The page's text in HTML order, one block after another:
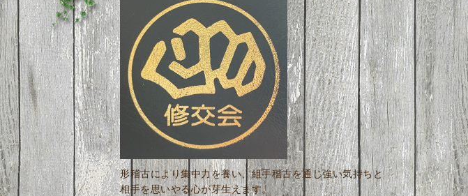
形稽古により集中力を養い、組手稽古を通じ強い気持ちと
相手を思いやる心が芽生えます。